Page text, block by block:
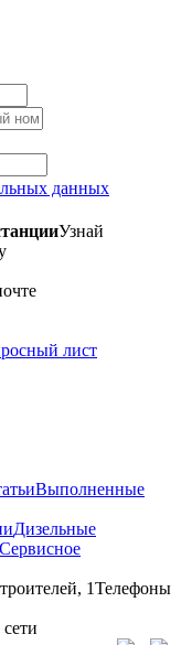
данных
Узнай
лист
Выполненные
Дизельные
Сервисное
1Телефоны